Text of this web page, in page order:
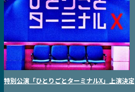
特別公演「ひとりごとターミナルX」上演決定